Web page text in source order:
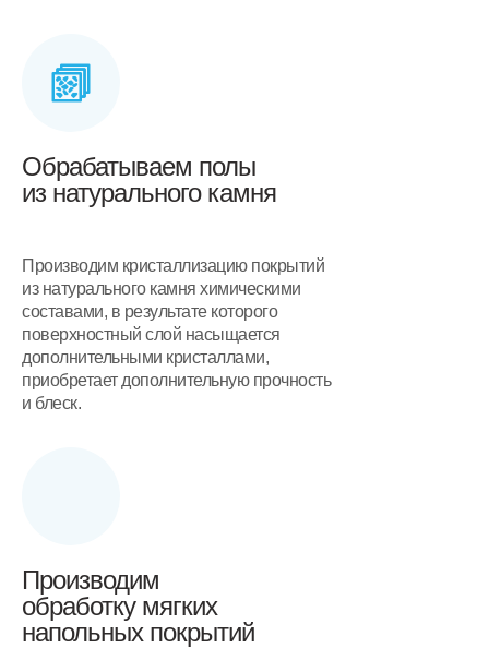
Обрабатываем полы
из натурального камня
Производим кристаллизацию покрытий
из натурального камня химическими
составами, в результате которого
поверхностный слой насыщается
дополнительными кристаллами,
приобретает дополнительную прочность
и блеск.
Производим
обработку мягких
напольных покрытий